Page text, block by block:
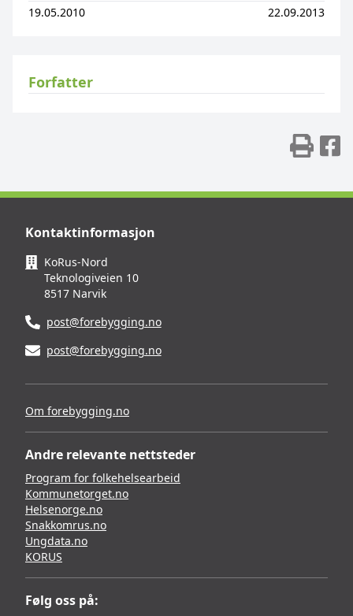
19.05.2010 22.09.2013
Forfatter
Kontaktinformasjon
KoRus-Nord
Teknologiveien 10
8517 Narvik
post@forebygging.no
post@forebygging.no
Om forebygging.no
Andre relevante nettsteder
Program for folkehelsearbeid
Kommunetorget.no
Helsenorge.no
Snakkomrus.no
Ungdata.no
KORUS
Følg oss på: